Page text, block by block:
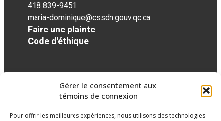
Gérer le consentement aux
témoins de connexion
Pour offrir les meilleures expériences, nous utilisons des technologies
418 839-9451
maria-dominique@cssdn.gouv.qc.ca
Faire une plainte
Code d'éthique